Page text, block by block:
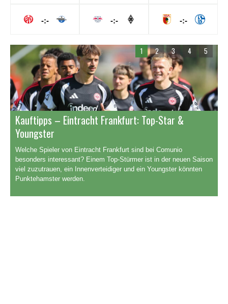
-:- -:- -:-
Kauftipps – Eintracht Frankfurt: Top-Star &
Youngster
Welche Spieler von Eintracht Frankfurt sind bei Comunio
besonders interessant? Einem Top-Stürmer ist in der neuen Saison
viel zuzutrauen, ein Innenverteidiger und ein Youngster könnten
Punktehamster werden.
1 2 3 4 5